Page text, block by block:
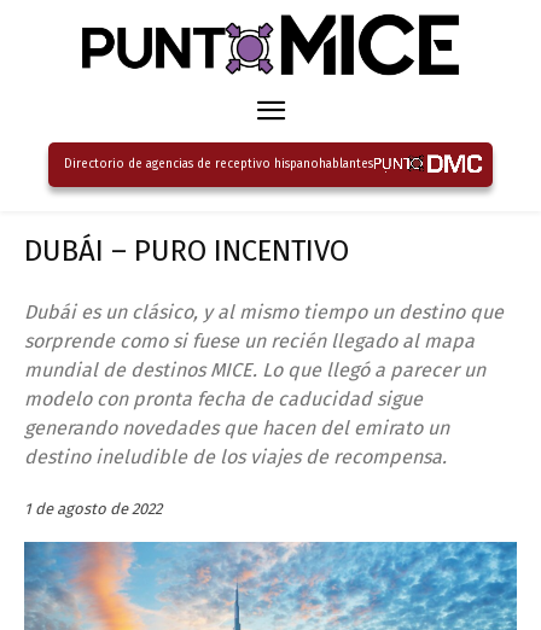
Directorio de agencias de receptivo hispanohablantes
DUBÁI – PURO INCENTIVO
Dubái es un clásico, y al mismo tiempo un destino que
sorprende como si fuese un recién llegado al mapa
mundial de destinos MICE. Lo que llegó a parecer un
modelo con pronta fecha de caducidad sigue
generando novedades que hacen del emirato un
destino ineludible de los viajes de recompensa.
1 de agosto de 2022